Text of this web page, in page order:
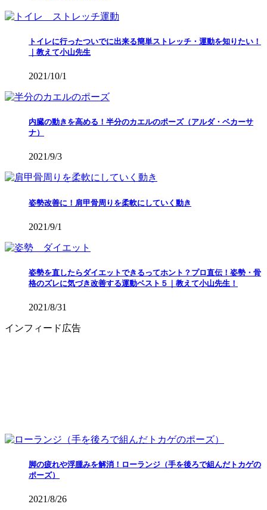
トイレに行ったついでに出来る簡単ストレッチ・運動を知りたい！
｜教えて小山先生
2021/10/1
内臓の動きを高める！半分のカエルのポーズ（アルダ・ベカーサ
ナ）
2021/9/3
姿勢改善に！肩甲骨周りを柔軟にしていく動き
2021/9/1
姿勢を直したらダイエットできるってホント？プロ直伝！姿勢・骨
格のズレに気づき改善する運動ベスト５｜教えて小山先生！
2021/8/31
インフィード広告
脚の疲れや浮腫みを解消！ローランジ（手を後ろで組んだトカゲの
ポーズ）
2021/8/26